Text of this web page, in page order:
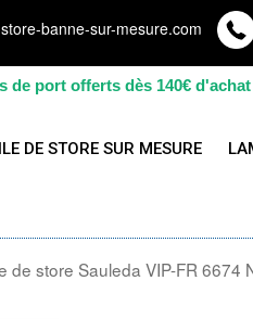
banne-sur-mesure.com
de port offerts dès 140€
DE STORE SUR MESURE
de store Sauleda VIP-FR 6674